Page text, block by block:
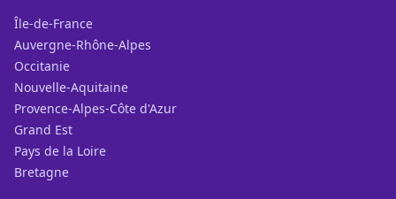
Île-de-France
Auvergne-Rhône-Alpes
Occitanie
Nouvelle-Aquitaine
Provence-Alpes-Côte d'Azur
Grand Est
Pays de la Loire
Bretagne